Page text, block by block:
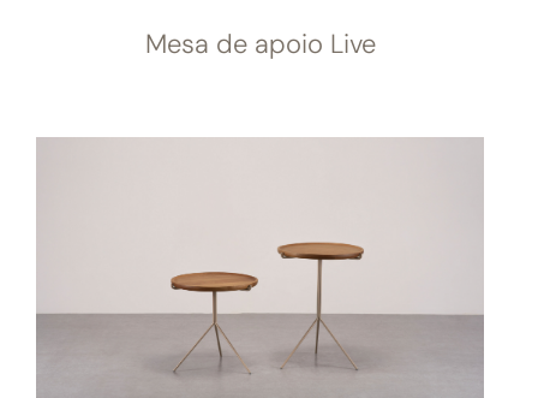
Mesa de apoio Live